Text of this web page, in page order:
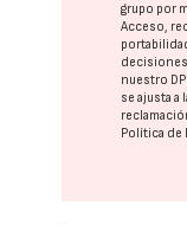
grupo por
Acceso,
nuestro
se ajusta a
Política de